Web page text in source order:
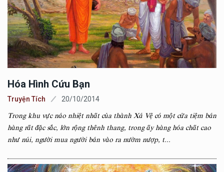
Hóa Hình Cứu Bạn
Truyện Tích 20/10/2014
Trong khu vực náo nhiệt nhất của thành Xá Vệ có một cửa tiệm bán
hàng rất đặc sắc, lớn rộng thênh thang, trong ấy hàng hóa chất cao
như núi, người mua người bán vào ra nườm nượp, t...